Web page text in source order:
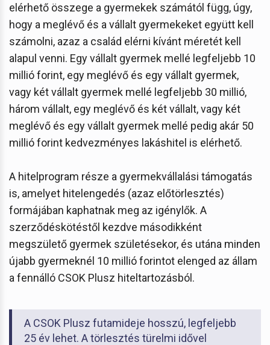
elérhető összege a gyermekek számától függ, úgy,
hogy a meglévő és a vállalt gyermekeket együtt kell
számolni, azaz a család elérni kívánt méretét kell
alapul venni. Egy vállalt gyermek mellé legfeljebb 10
millió forint, egy meglévő és egy vállalt gyermek,
vagy két vállalt gyermek mellé legfeljebb 30 millió,
három vállalt, egy meglévő és két vállalt, vagy két
meglévő és egy vállalt gyermek mellé pedig akár 50
millió forint kedvezményes lakáshitel is elérhető.
A hitelprogram része a gyermekvállalási támogatás
is, amelyet hitelengedés (azaz előtörlesztés)
formájában kaphatnak meg az igénylők. A
szerződéskötéstől kezdve másodikként
megszülető gyermek születésekor, és utána minden
újabb gyermeknél 10 millió forintot elenged az állam
a fennálló CSOK Plusz hiteltartozásból.
A CSOK Plusz futamideje hosszú, legfeljebb
25 év lehet. A törlesztés türelmi idővel